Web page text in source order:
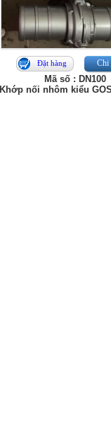
Đặt hàng Chi
Mã số : DN100
Khớp nối nhôm kiểu